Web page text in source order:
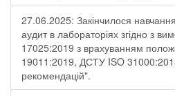
27.06.2025: Закінчилося
аудит в лабораторіях згідно з
17025:2019 з врахуванням
19011:2019, ДСТУ ISO
рекомендацій".